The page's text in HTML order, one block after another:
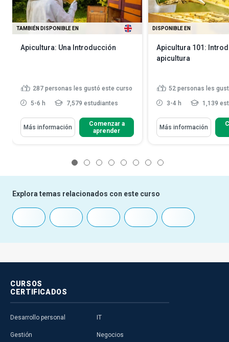
TAMBIÉN DISPONIBLE EN
Apicultura: Una Introducción
287 personas les gustó este curso
5-6 h 7,579 estudiantes
Más información
Comenzar a
aprender
DISPONIBLE EN
Apicultura 101:
apicultura
52 personas les
3-4 h 1,139
Más información
Explora temas relacionados con este curso
CURSOS
CERTIFICADOS
Desarrollo personal
Gestión
IT
Negocios